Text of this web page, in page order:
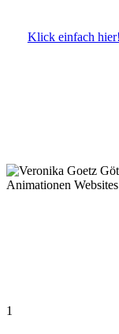
Klick einfach hier!
1